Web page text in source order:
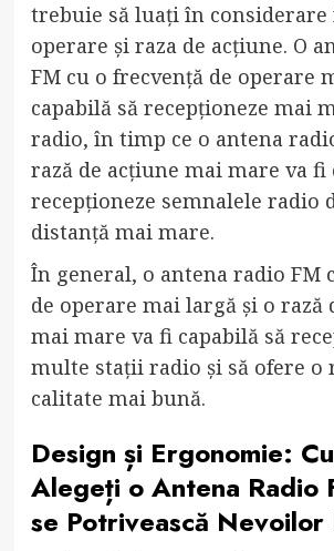
trebuie să luați în considerare
operare și raza de acțiune. O
FM cu o frecvență de operare
capabilă să recepționeze mai
radio, în timp ce o antena
rază de acțiune mai mare va fi
recepționeze semnalele radio
distanță mai mare.
În general, o antena radio FM
de operare mai largă și o rază
mai mare va fi capabilă să
multe stații radio și să ofere o
calitate mai bună.
Design și Ergonomie:
Alegeți o Antena Radio
se Potrivească Nevoilor